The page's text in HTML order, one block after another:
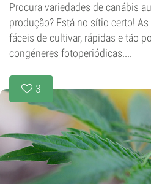
Procura variedades de canábis
produção? Está no sítio certo!
fáceis de cultivar, rápidas e tão
congéneres fotoperiódicas....
3